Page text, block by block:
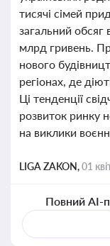
тисячі сімей
загальний
млрд гривень.
нового
регіонах, де
Ці тенденції
розвиток ринку
на виклики
LIGA ZAKON,01
Повний AI-